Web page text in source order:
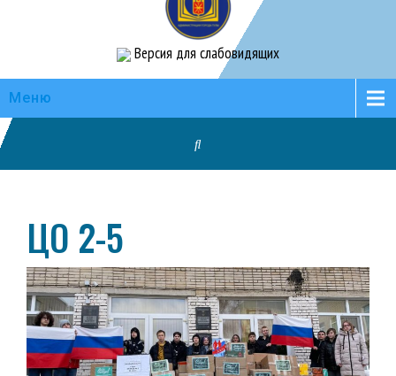
Версия для слабовидящих
Меню
ЦО 2-5